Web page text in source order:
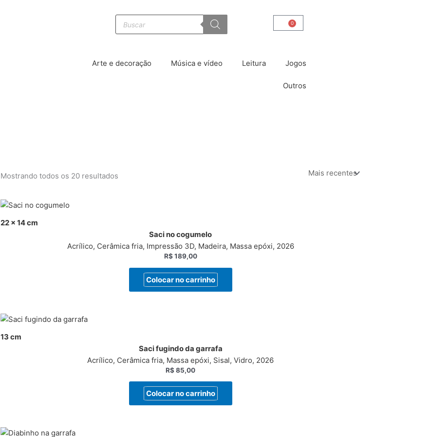
Pesquisar
produtos 0
Carrinho
Arte e decoração Música e vídeo Leitura Jogos
Outros
Mostrando todos os 20 resultados
22 x 14 cm
Saci no cogumelo
Acrílico, Cerâmica fria, Impressão 3D, Madeira, Massa epóxi, 2026
R$189,00
Colocar no carrinho
13 cm
Saci fugindo da garrafa
Acrílico, Cerâmica fria, Massa epóxi, Sisal, Vidro, 2026
R$85,00
Colocar no carrinho